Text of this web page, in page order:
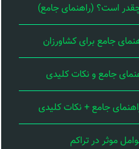
چقدر است؟ (راهنمای جامع)
جامع برای کشاورزان
جامع و نکات کلیدی
جامع + نکات کلیدی
موثر در تراکم